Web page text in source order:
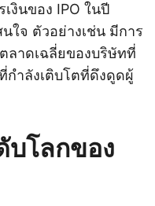
งินของ IPO ในปี
ใจ ตัวอย่างเช่น มีการ
ลาดเฉลี่ยของบริษัทที่
กำลังเติบโตที่ดึงดูดผู้
บโลกของ